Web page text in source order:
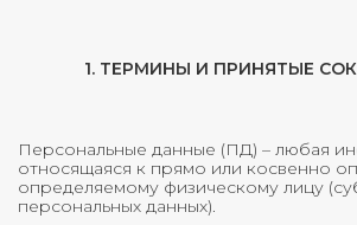
1. ТЕРМИНЫ И ПРИНЯТЫЕ
Персональные данные (ПД) – любая
относящаяся к прямо или косвенно
определяемому физическому лицу
персональных данных).